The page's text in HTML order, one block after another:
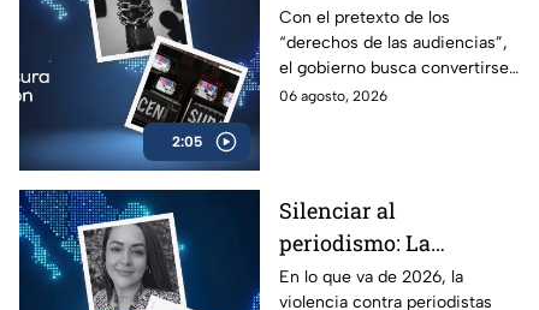
2:05
sancionará las
mentiras oficiales del
gobierno?
Con el pretexto de los
“derechos de las audiencias”,
el gobierno busca convertirse
en el árbitro supremo de la
06 agosto, 2026
Silenciar al
periodismo: La
estrategia de violencia
En lo que va de 2026, la
violencia contra periodistas